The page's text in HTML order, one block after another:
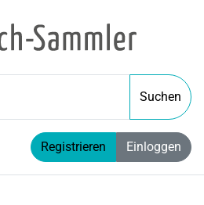
Suchen
Registrieren Einloggen